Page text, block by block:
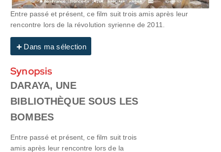
Entre passé et présent, ce film suit trois amis après leur
rencontre lors de la révolution syrienne de 2011.
Dans ma sélection
Synopsis
DARAYA, UNE
BIBLIOTHÈQUE SOUS LES
BOMBES
Entre passé et présent, ce film suit trois
amis après leur rencontre lors de la